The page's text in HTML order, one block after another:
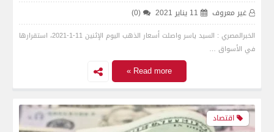
غير معروف 11 يناير 2021 (0)
الخبرالمصري : السيد ياسر واصلت أسعار الذهب اليوم الإثنين 11-1-2021، استقرارها
في الأسواق …
Read more »
اقتصاد